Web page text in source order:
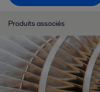
Produits associés